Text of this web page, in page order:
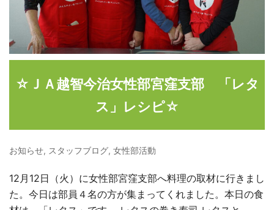
☆ＪＡ越智今治女性部宮窪支部 「レタ
ス」レシピ☆
お知らせ, スタッフブログ, 女性部活動
12月12日（火）に女性部宮窪支部へ料理の取材に行きまし
た。今日は部員４名の方が集まってくれました。本日の食